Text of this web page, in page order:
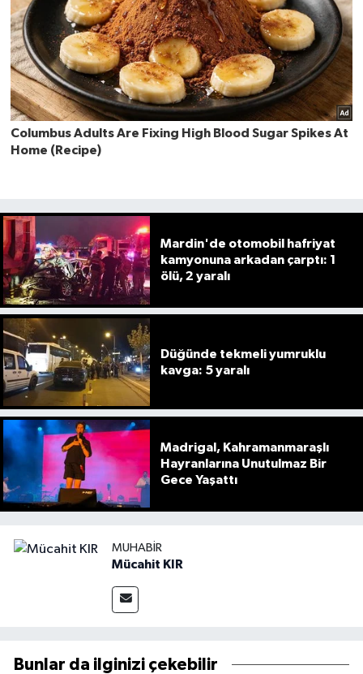
Mardin'de otomobil hafriyat
kamyonuna arkadan çarptı: 1
ölü, 2 yaralı
Düğünde tekmeli yumruklu
kavga: 5 yaralı
Madrigal, Kahramanmaraşlı
Hayranlarına Unutulmaz Bir
Gece Yaşattı
MUHABIR
Mücahit KIR
Bunlar da ilginizi çekebilir